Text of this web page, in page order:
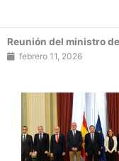
Reunión del ministro
febrero 11, 2026